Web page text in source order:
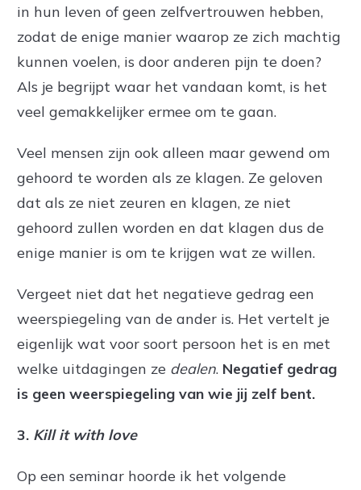
in hun leven of geen zelfvertrouwen hebben,
zodat de enige manier waarop ze zich machtig
kunnen voelen, is door anderen pijn te doen?
Als je begrijpt waar het vandaan komt, is het
veel gemakkelijker ermee om te gaan.
Veel mensen zijn ook alleen maar gewend om
gehoord te worden als ze klagen. Ze geloven
dat als ze niet zeuren en klagen, ze niet
gehoord zullen worden en dat klagen dus de
enige manier is om te krijgen wat ze willen.
Vergeet niet dat het negatieve gedrag een
weerspiegeling van de ander is. Het vertelt je
eigenlijk wat voor soort persoon het is en met
welke uitdagingen ze dealen. Negatief gedrag
is geen weerspiegeling van wie jij zelf bent.
3. Kill it with love
Op een seminar hoorde ik het volgende